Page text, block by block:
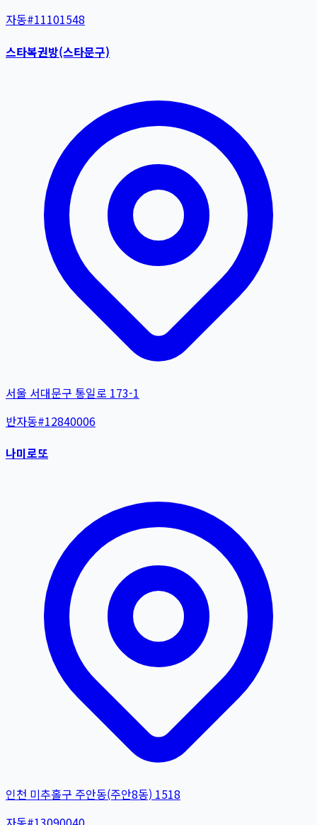
자동#11101548
스타복권방(스타문구)
서울 서대문구 통일로 173-1
반자동#12840006
나미로또
인천 미추홀구 주안동(주안8동) 1518